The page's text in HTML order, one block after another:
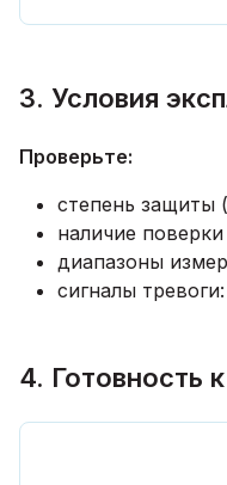
3. Условия
Проверьте:
степень защиты
наличие
диапазоны
сигналы
4. Готовность